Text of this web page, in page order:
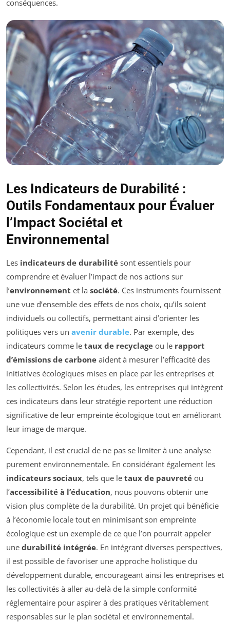
conséquences.
Les Indicateurs de Durabilité :
Outils Fondamentaux pour Évaluer
l’Impact Sociétal et
Environnemental
Les indicateurs de durabilité sont essentiels pour
comprendre et évaluer l’impact de nos actions sur
l’environnement et la société. Ces instruments fournissent
une vue d’ensemble des effets de nos choix, qu’ils soient
individuels ou collectifs, permettant ainsi d’orienter les
politiques vers un avenir durable. Par exemple, des
indicateurs comme le taux de recyclage ou le rapport
d’émissions de carbone aident à mesurer l’efficacité des
initiatives écologiques mises en place par les entreprises et
les collectivités. Selon les études, les entreprises qui intègrent
ces indicateurs dans leur stratégie reportent une réduction
significative de leur empreinte écologique tout en améliorant
leur image de marque.
Cependant, il est crucial de ne pas se limiter à une analyse
purement environnementale. En considérant également les
indicateurs sociaux, tels que le taux de pauvreté ou
l’accessibilité à l’éducation, nous pouvons obtenir une
vision plus complète de la durabilité. Un projet qui bénéficie
à l’économie locale tout en minimisant son empreinte
écologique est un exemple de ce que l’on pourrait appeler
une durabilité intégrée. En intégrant diverses perspectives,
il est possible de favoriser une approche holistique du
développement durable, encourageant ainsi les entreprises et
les collectivités à aller au-delà de la simple conformité
réglementaire pour aspirer à des pratiques véritablement
responsables sur le plan sociétal et environnemental.